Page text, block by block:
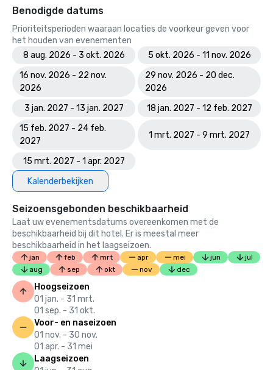
Benodigde datums
Prioriteitsperioden waaraan locaties de voorkeur geven voor
het houden van evenementen
8 aug. 2026 - 3 okt. 2026
5 okt. 2026 - 11 nov. 2026
16 nov. 2026 - 22 nov.
2026
29 nov. 2026 - 20 dec.
2026
3 jan. 2027 - 13 jan. 2027
18 jan. 2027 - 12 feb. 2027
15 feb. 2027 - 24 feb.
2027
1 mrt. 2027 - 9 mrt. 2027
15 mrt. 2027 - 1 apr. 2027
Kalenderbekijken
Seizoensgebonden beschikbaarheid
Laat uw evenementsdatums overeenkomen met de
beschikbaarheid bij dit hotel. Er is meestal meer
beschikbaarheid in het laagseizoen.
jan feb mrt apr mei jun
jul
aug
sep okt nov dec
Hoogseizoen
01 jan. - 31 mrt.
01 sep. - 31 okt.
Voor- en naseizoen
01 nov. - 30 nov.
01 apr. - 31 mei
Laagseizoen